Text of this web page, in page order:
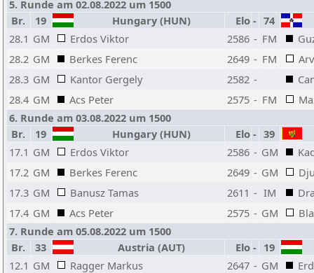
5. Runde am 02.08.2022 um 1500
Br.
19 Hungary (HUN) Elo - 74
28.1 GM Erdos Viktor 2586 - FM
28.2 GM Berkes Ferenc 2649 - FM
28.3 GM Kantor Gergely 2582 -
28.4 GM Acs Peter 2575 - FM
6. Runde am 03.08.2022 um 1500
Br.
19 Hungary (HUN) Elo - 39
17.1 GM Erdos Viktor 2586 - GM
17.2 GM Berkes Ferenc 2649 - GM
17.3 GM Banusz Tamas 2611 - IM
17.4 GM Acs Peter 2575 - GM
7. Runde am 05.08.2022 um 1500
Br.
33 Austria (AUT) Elo - 19
12.1 GM Ragger Markus 2647 - GM